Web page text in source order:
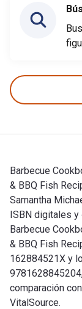
Barbecue
& BBQ Fish
Samantha
ISBN digitales
Barbecue
& BBQ Fish
162884521X y
comparación
VitalSource.